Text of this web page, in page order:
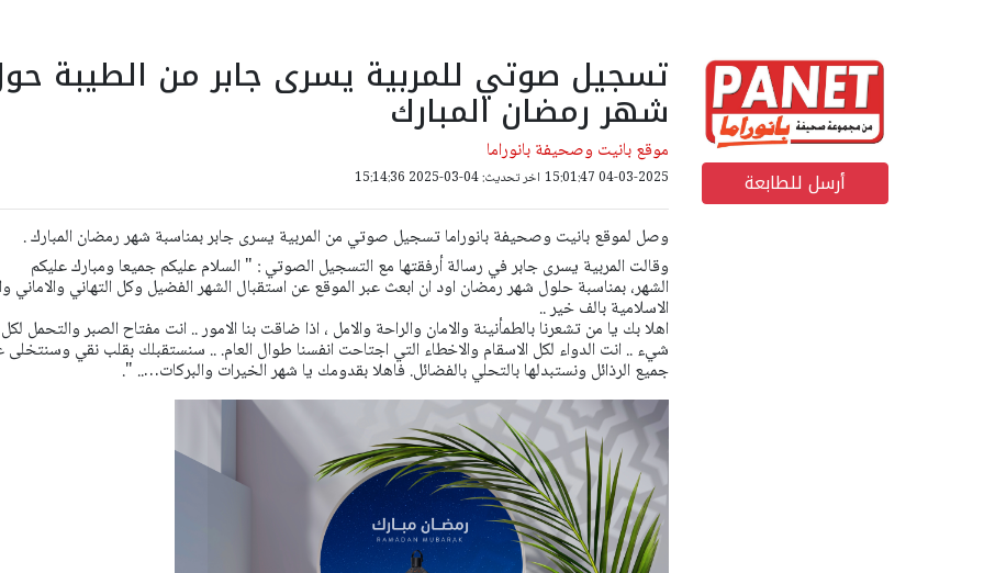
أرسل للطابعة
تسجيل صوتي للمربية يسرى جابر من الطيبة
شهر رمضان المبارك
موقع بانيت وصحيفة بانوراما
04-03-2025 15:01:47 اخر تحديث: 04-03-2025 15:14:36
وصل لموقع بانيت وصحيفة بانوراما تسجيل صوتي من المربية يسرى جابر بمناسبة شهر رمضان المبارك .
وقالت المربية يسرى جابر في رسالة أرفقتها مع التسجيل الصوتي : " السلام عليكم جميعا ومبارك عليكم
الشهر،بمناسبة حلول شهر رمضان اود ان ابعثعبر الموقع عن استقبال الشهر الفضيل وكل التهاني والاماني
الاسلامية بالف خير ..
اهلا بك يا من تشعرنا بالطمأنينة والامان والراحة والامل ، اذا ضاقت بنا الامور .. انت مفتاح الصبر والتحمل لكل
شيء .. انت الدواء لكل الاسقام والاخطاء التي اجتاحت انفسنا طوال العام. .. سنستقبلك بقلب نقي وسنتخلى
جميع الرذائل ونستبدلها بالتحلي بالفضائل. فاهلا بقدومك يا شهر الخيرات والبركات….. ".